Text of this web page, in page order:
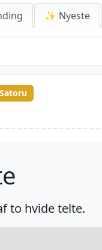
✨ Nyeste
to hvide telte.